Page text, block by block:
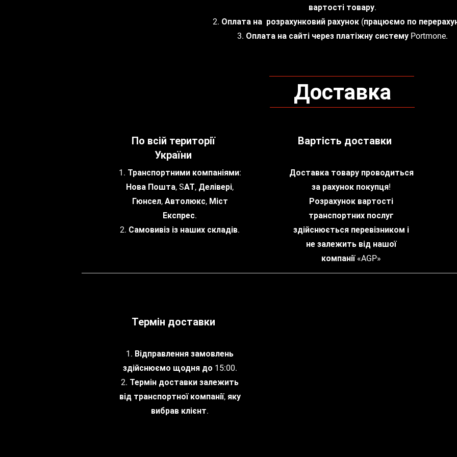
вартості товару.
2. Оплата на розрахунковий рахунок (працюємо по
3. Оплата на сайті через платіжну систему Portmone.
Доставка
По всій території
України
1. Транспортними компаніями:
Нова Пошта, SАТ, Делівері,
Гюнсел, Автолюкс, Міст
Експрес.
2. Самовивіз із наших складів.
Вартість доставки
Доставка товару проводиться
за рахунок покупця!
Розрахунок вартості
транспортних послуг
здійснюється перевізником і
не залежить від нашої
компанії «AGP»
Термін доставки
1. Відправлення замовлень
здійснюємо щодня до 15:00.
2. Термін доставки залежить
від транспортної компанії, яку
вибрав клієнт.